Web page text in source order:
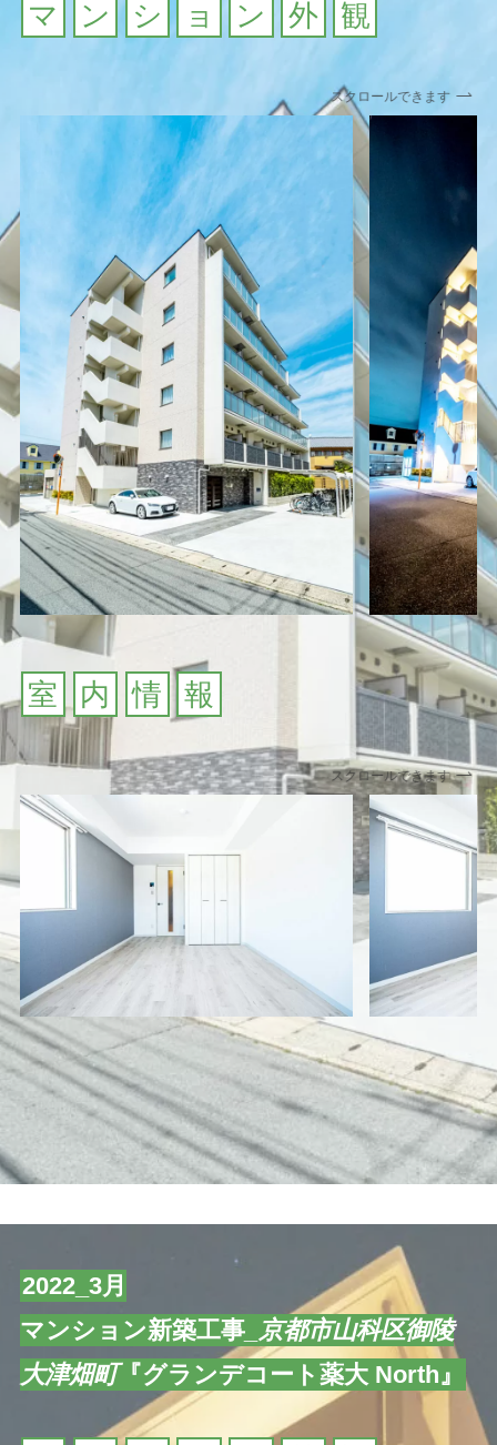
マ ン シ ョ ン 外 観
スクロールできます
室 内 情 報
スクロールできます
2022_3月
マンション新築工事_京都市山科区御陵
大津畑町『グランデコート薬大 North』